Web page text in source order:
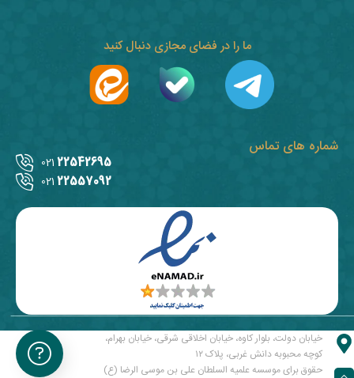
شماره های تماس
22542695
021
22557092
021
ما را در فضای مجازی دنبال کنید
خیابان دولت، بلوار کاوه، خیابان اخلاقی شرقی، خیابان بهرام،
کوچه محبوبه دانش غربی، پلاک ۱۲
حقوق برای موسسه علمیه السلطان علی بن موسی الرضا (ع)